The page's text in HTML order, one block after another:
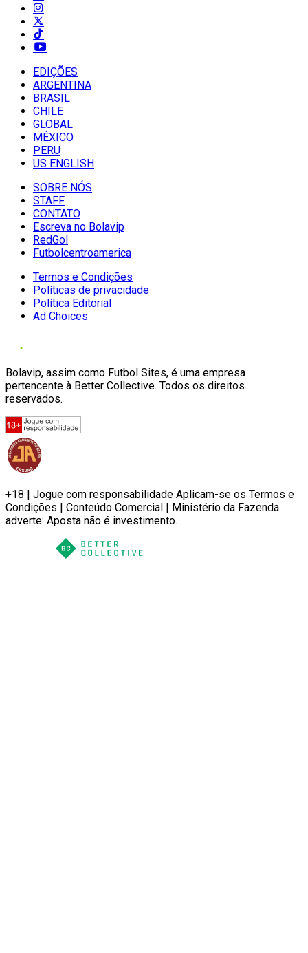
EDIÇÕES
ARGENTINA
BRASIL
CHILE
GLOBAL
MÉXICO
PERU
US ENGLISH
SOBRE NÓS
STAFF
CONTATO
Escreva no Bolavip
RedGol
Futbolcentroamerica
Termos e Condições
Políticas de privacidade
Política Editorial
Ad Choices
Bolavip, assim como Futbol Sites, é uma empresa
pertencente à Better Collective. Todos os direitos
reservados.
+18 | Jogue com responsabilidade Aplicam-se os Termos e
Condições | Conteúdo Comercial | Ministério da Fazenda
adverte: Aposta não é investimento.